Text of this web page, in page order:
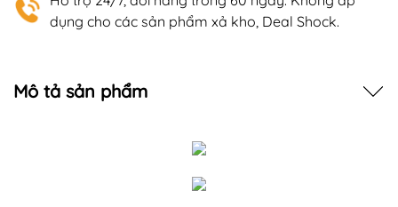
dụng cho các sản phẩm xả kho, Deal Shock.
Mô tả sản phẩm